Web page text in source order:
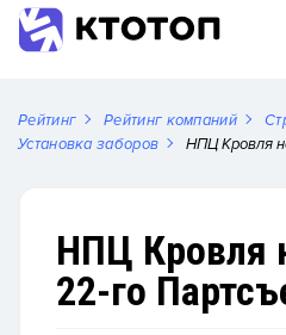
Рейтинг Рейтинг компаний
Установка заборов
НПЦ Кровля
НПЦ Кровля
22-го